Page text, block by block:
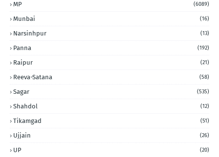
MP (6089)
Munbai (16)
Narsinhpur (13)
Panna (192)
Raipur (21)
Reeva-Satana (58)
Sagar (535)
Shahdol (12)
Tikamgad (51)
Ujjain (26)
UP (20)